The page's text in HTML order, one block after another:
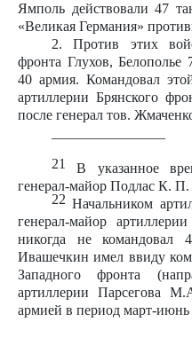
Ямполь действовали 47
«Великая Германия»
2. Против этих
фронта Глухов, Белополье
40 армия. Командовал
артиллерии Брянского
после генерал тов.
21
В указанное
генерал-майор Подлас К. П.
22Начальником
генерал-майор
никогда не командовал
Ивашечкин имел ввиду
Западного фронта
артиллерии Парсегова
армией в период март-июнь